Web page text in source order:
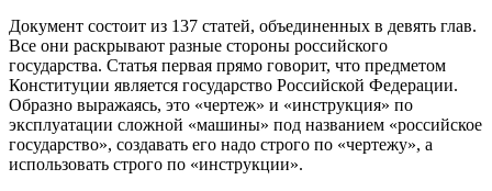
Документ состоит из 137 статей, объединенных в девять глав.
Все они раскрывают разные стороны российского
государства. Статья первая прямо говорит, что предметом
Конституции является государство Российской Федерации.
Образно выражаясь, это «чертеж» и «инструкция» по
эксплуатации сложной «машины» под названием «российское
государство», создавать его надо строго по «чертежу», а
использовать строго по «инструкции».